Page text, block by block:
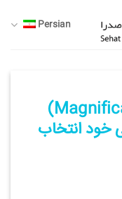
Persian
چگونه بزرگنمایی (Magnification)
خود انتخاب